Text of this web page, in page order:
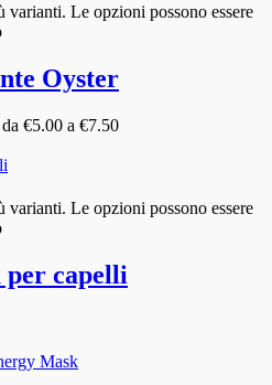
varianti. Le opzioni possono essere
Oyster
€5.00 a €7.50
varianti. Le opzioni possono essere
capelli